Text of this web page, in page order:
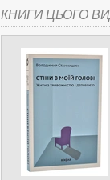
КНИГИ ЦЬОГО